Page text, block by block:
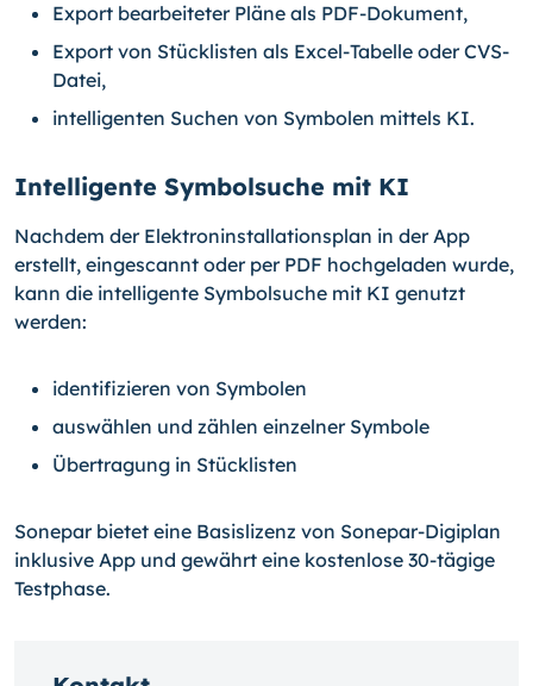
Export bearbeiteter Pläne als PDF-Dokument,
Export von Stücklisten als Excel-Tabelle oder CVS-
Datei,
intelligenten Suchen von Symbolen mittels KI.
Intelligente Symbolsuche mit KI
Nachdem der Elektroninstallationsplan in der App
erstellt, eingescannt oder per PDF hochgeladen wurde,
kann die intelligente Symbolsuche mit KI genutzt
werden:
identifizieren von Symbolen
auswählen und zählen einzelner Symbole
Übertragung in Stücklisten
Sonepar bietet eine Basislizenz von Sonepar-Digiplan
inklusive App und gewährt eine kostenlose 30-tägige
Testphase.